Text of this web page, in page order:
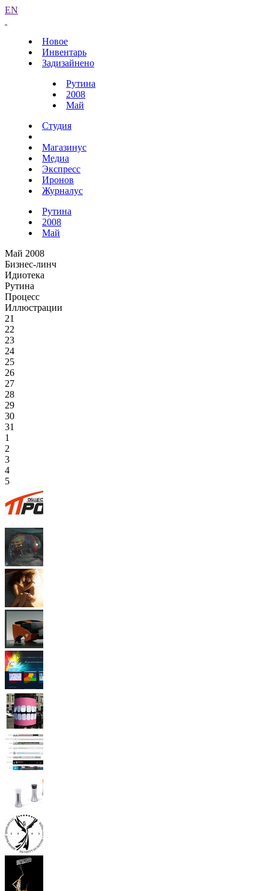
EN
Новое
Инвентарь
Задизайнено
Рутина
2008
Май
Студия
Магазинус
Медиа
Экспресс
Иронов
Журналус
Рутина
2008
Май
Май 2008
Бизнес-линч
Идиотека
Рутина
Процесс
Иллюстрации
21
22
23
24
25
26
27
28
29
30
31
1
2
3
4
5